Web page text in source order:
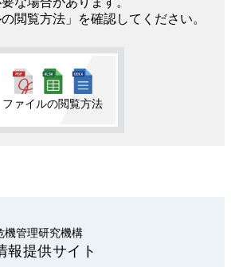
閲覧方法」を確認してください。
ファイルの閲覧方法
機管理研究機構
報提供サイト